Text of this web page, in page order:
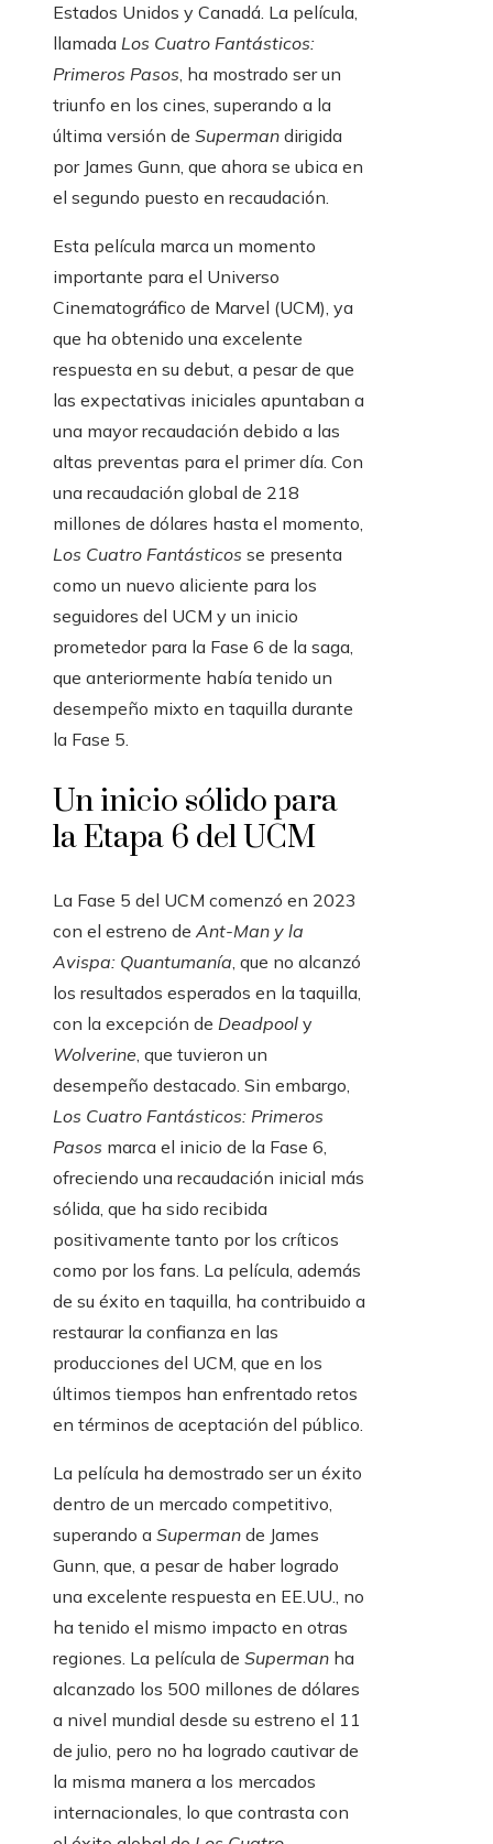
Estados Unidos y Canadá. La película,
llamada Los Cuatro Fantásticos:
Primeros Pasos, ha mostrado ser un
triunfo en los cines, superando a la
última versión de Superman dirigida
por James Gunn, que ahora se ubica en
el segundo puesto en recaudación.
Esta película marca un momento
importante para el Universo
Cinematográfico de Marvel (UCM), ya
que ha obtenido una excelente
respuesta en su debut, a pesar de que
las expectativas iniciales apuntaban a
una mayor recaudación debido a las
altas preventas para el primer día. Con
una recaudación global de 218
millones de dólares hasta el momento,
Los Cuatro Fantásticos se presenta
como un nuevo aliciente para los
seguidores del UCM y un inicio
prometedor para la Fase 6 de la saga,
que anteriormente había tenido un
desempeño mixto en taquilla durante
la Fase 5.
Un inicio sólido para
la Etapa 6 del UCM
La Fase 5 del UCM comenzó en 2023
con el estreno de Ant-Man y la
Avispa: Quantumanía, que no alcanzó
los resultados esperados en la taquilla,
con la excepción de Deadpool y
Wolverine, que tuvieron un
desempeño destacado. Sin embargo,
Los Cuatro Fantásticos: Primeros
Pasos marca el inicio de la Fase 6,
ofreciendo una recaudación inicial más
sólida, que ha sido recibida
positivamente tanto por los críticos
como por los fans. La película, además
de su éxito en taquilla, ha contribuido a
restaurar la confianza en las
producciones del UCM, que en los
últimos tiempos han enfrentado retos
en términos de aceptación del público.
La película ha demostrado ser un éxito
dentro de un mercado competitivo,
superando a Superman de James
Gunn, que, a pesar de haber logrado
una excelente respuesta en EE.UU., no
ha tenido el mismo impacto en otras
regiones. La película de Superman ha
alcanzado los 500 millones de dólares
a nivel mundial desde su estreno el 11
de julio, pero no ha logrado cautivar de
la misma manera a los mercados
internacionales, lo que contrasta con